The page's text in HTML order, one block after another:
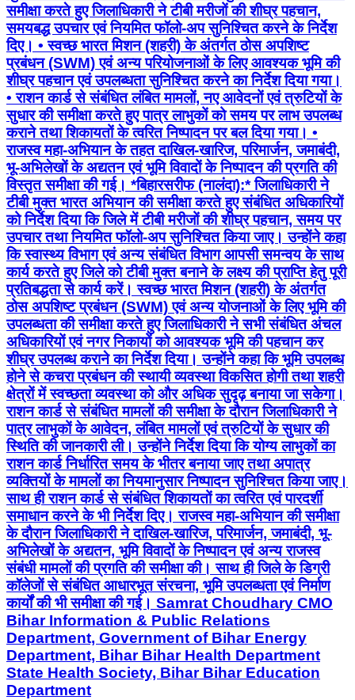
समीक्षा करते हुए जिलाधिकारी ने टीबी मरीजों की शीघ्र पहचान,
समयबद्ध उपचार एवं नियमित फॉलो-अप सुनिश्चित करने के निर्देश
दिए। • ⁠स्वच्छ भारत मिशन (शहरी) के अंतर्गत ठोस अपशिष्ट
प्रबंधन (SWM) एवं अन्य परियोजनाओं के लिए आवश्यक भूमि की
शीघ्र पहचान एवं उपलब्धता सुनिश्चित करने का निर्देश दिया गया।
• ⁠राशन कार्ड से संबंधित लंबित मामलों, नए आवेदनों एवं त्रुटियों के
सुधार की समीक्षा करते हुए पात्र लाभुकों को समय पर लाभ उपलब्ध
कराने तथा शिकायतों के त्वरित निष्पादन पर बल दिया गया। •
⁠राजस्व महा-अभियान के तहत दाखिल-खारिज, परिमार्जन, जमाबंदी,
भू-अभिलेखों के अद्यतन एवं भूमि विवादों के निष्पादन की प्रगति की
विस्तृत समीक्षा की गई। *बिहारसरीफ (नालंदा):* जिलाधिकारी ने
टीबी मुक्त भारत अभियान की समीक्षा करते हुए संबंधित अधिकारियों
को निर्देश दिया कि जिले में टीबी मरीजों की शीघ्र पहचान, समय पर
उपचार तथा नियमित फॉलो-अप सुनिश्चित किया जाए। उन्होंने कहा
कि स्वास्थ्य विभाग एवं अन्य संबंधित विभाग आपसी समन्वय के साथ
कार्य करते हुए जिले को टीबी मुक्त बनाने के लक्ष्य की प्राप्ति हेतु पूरी
प्रतिबद्धता से कार्य करें। स्वच्छ भारत मिशन (शहरी) के अंतर्गत
ठोस अपशिष्ट प्रबंधन (SWM) एवं अन्य योजनाओं के लिए भूमि की
उपलब्धता की समीक्षा करते हुए जिलाधिकारी ने सभी संबंधित अंचल
अधिकारियों एवं नगर निकायों को आवश्यक भूमि की पहचान कर
शीघ्र उपलब्ध कराने का निर्देश दिया। उन्होंने कहा कि भूमि उपलब्ध
होने से कचरा प्रबंधन की स्थायी व्यवस्था विकसित होगी तथा शहरी
क्षेत्रों में स्वच्छता व्यवस्था को और अधिक सुदृढ़ बनाया जा सकेगा।
राशन कार्ड से संबंधित मामलों की समीक्षा के दौरान जिलाधिकारी ने
पात्र लाभुकों के आवेदन, लंबित मामलों एवं त्रुटियों के सुधार की
स्थिति की जानकारी ली। उन्होंने निर्देश दिया कि योग्य लाभुकों का
राशन कार्ड निर्धारित समय के भीतर बनाया जाए तथा अपात्र
व्यक्तियों के मामलों का नियमानुसार निष्पादन सुनिश्चित किया जाए।
साथ ही राशन कार्ड से संबंधित शिकायतों का त्वरित एवं पारदर्शी
समाधान करने के भी निर्देश दिए। राजस्व महा-अभियान की समीक्षा
के दौरान जिलाधिकारी ने दाखिल-खारिज, परिमार्जन, जमाबंदी, भू-
अभिलेखों के अद्यतन, भूमि विवादों के निष्पादन एवं अन्य राजस्व
संबंधी मामलों की प्रगति की समीक्षा की। साथ ही जिले के डिग्री
कॉलेजों से संबंधित आधारभूत संरचना, भूमि उपलब्धता एवं निर्माण
कार्यों की भी समीक्षा की गई। Samrat Choudhary CMO
Bihar Information & Public Relations
Department, Government of Bihar Energy
Department, Bihar Bihar Health Department
State Health Society, Bihar Bihar Education
Department